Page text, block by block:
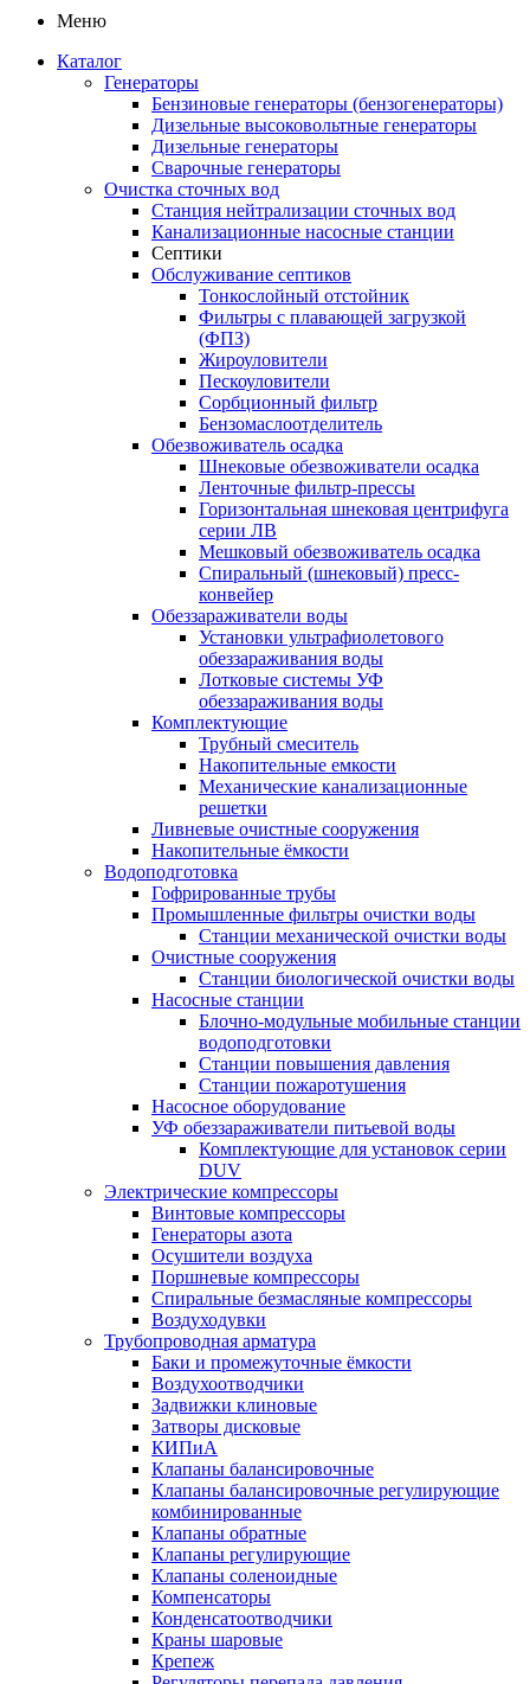
Меню
Каталог
Генераторы
Бензиновые генераторы (бензогенераторы)
Дизельные высоковольтные генераторы
Дизельные генераторы
Сварочные генераторы
Очистка сточных вод
Станция нейтрализации сточных вод
Канализационные насосные станции
Септики
Обслуживание септиков
Тонкослойный отстойник
Фильтры с плавающей загрузкой
(ФПЗ)
Жироуловители
Пескоуловители
Сорбционный фильтр
Бензомаслоотделитель
Обезвоживатель осадка
Шнековые обезвоживатели осадка
Ленточные фильтр-прессы
Горизонтальная шнековая центрифуга
серии ЛВ
Мешковый обезвоживатель осадка
Спиральный (шнековый) пресс-
конвейер
Обеззараживатели воды
Установки ультрафиолетового
обеззараживания воды
Лотковые системы УФ
обеззараживания воды
Комплектующие
Трубный смеситель
Накопительные емкости
Механические канализационные
решетки
Ливневые очистные сооружения
Накопительные ёмкости
Водоподготовка
Гофрированные трубы
Промышленные фильтры очистки воды
Станции механической очистки воды
Очистные сооружения
Станции биологической очистки воды
Насосные станции
Блочно-модульные мобильные станции
водоподготовки
Станции повышения давления
Станции пожаротушения
Насосное оборудование
УФ обеззараживатели питьевой воды
Комплектующие для установок серии
DUV
Электрические компрессоры
Винтовые компрессоры
Генераторы азота
Осушители воздуха
Поршневые компрессоры
Спиральные безмасляные компрессоры
Воздуходувки
Трубопроводная арматура
Баки и промежуточные ёмкости
Воздухоотводчики
Задвижки клиновые
Затворы дисковые
КИПиА
Клапаны балансировочные
Клапаны балансировочные регулирующие
комбинированные
Клапаны обратные
Клапаны регулирующие
Клапаны соленоидные
Компенсаторы
Конденсатоотводчики
Краны шаровые
Крепеж